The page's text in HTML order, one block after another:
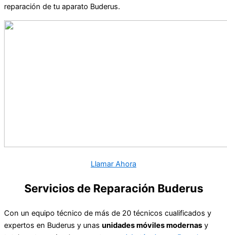
reparación de tu aparato Buderus.
Llamar Ahora
Servicios de Reparación Buderus
Con un equipo técnico de más de 20 técnicos cualificados y
expertos en Buderus y unas unidades móviles modernas y